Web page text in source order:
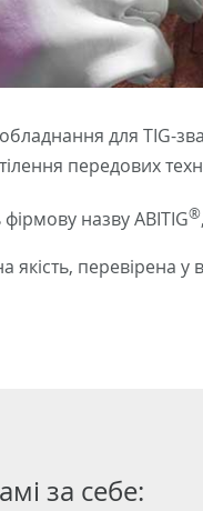
для TIG-
передових
назву ABITIG®
перевірена у
за себе: